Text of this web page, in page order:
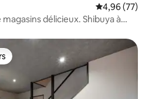
Évaluation
4,96 (77)
délicieux. Shibuya à